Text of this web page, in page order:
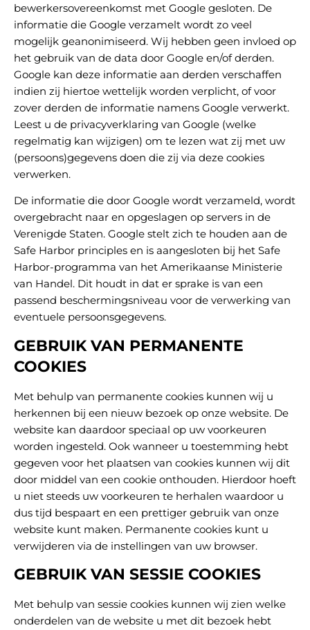
bewerkersovereenkomst met Google gesloten. De
informatie die Google verzamelt wordt zo veel
mogelijk geanonimiseerd. Wij hebben geen invloed op
het gebruik van de data door Google en/of derden.
Google kan deze informatie aan derden verschaffen
indien zij hiertoe wettelijk worden verplicht, of voor
zover derden de informatie namens Google verwerkt.
Leest u de privacyverklaring van Google (welke
regelmatig kan wijzigen) om te lezen wat zij met uw
(persoons)gegevens doen die zij via deze cookies
verwerken.
De informatie die door Google wordt verzameld, wordt
overgebracht naar en opgeslagen op servers in de
Verenigde Staten. Google stelt zich te houden aan de
Safe Harbor principles en is aangesloten bij het Safe
Harbor-programma van het Amerikaanse Ministerie
van Handel. Dit houdt in dat er sprake is van een
passend beschermingsniveau voor de verwerking van
eventuele persoonsgegevens.
GEBRUIK VAN PERMANENTE
COOKIES
Met behulp van permanente cookies kunnen wij u
herkennen bij een nieuw bezoek op onze website. De
website kan daardoor speciaal op uw voorkeuren
worden ingesteld. Ook wanneer u toestemming hebt
gegeven voor het plaatsen van cookies kunnen wij dit
door middel van een cookie onthouden. Hierdoor hoeft
u niet steeds uw voorkeuren te herhalen waardoor u
dus tijd bespaart en een prettiger gebruik van onze
website kunt maken. Permanente cookies kunt u
verwijderen via de instellingen van uw browser.
GEBRUIK VAN SESSIE COOKIES
Met behulp van sessie cookies kunnen wij zien welke
onderdelen van de website u met dit bezoek hebt